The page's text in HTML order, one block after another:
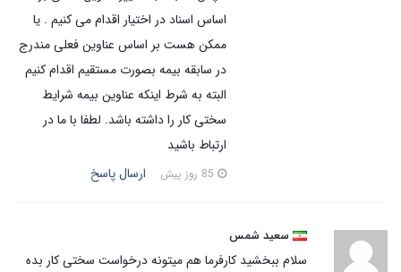
اساس اسناد در اختیار اقدام می کنیم . یا
ممکن هست بر اساس عناوین فعلی مندرج
در سابقه بیمه بصورت مستقیم اقدام کنیم
البته به شرط اینکه عناوین بیمه شرایط
سختی کار را داشته باشد. لطفا با ما در
ارتباط باشید
ارسال پاسخ
سعید شمس
سلام ببخشید کارفرما هم میتونه درخواست سختی کار بده